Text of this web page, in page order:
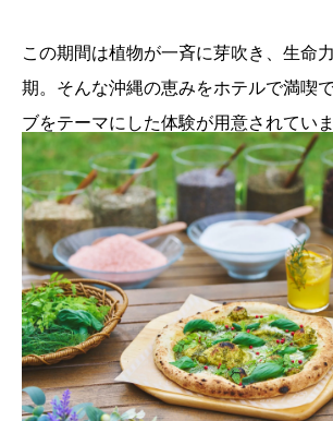
この期間は植物が一斉に芽吹き、生命
期。そんな沖縄の恵みをホテルで満喫
ブをテーマにした体験が用意されていま